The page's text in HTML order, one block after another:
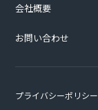
会社概要
お問い合わせ
プライバシーポリシー